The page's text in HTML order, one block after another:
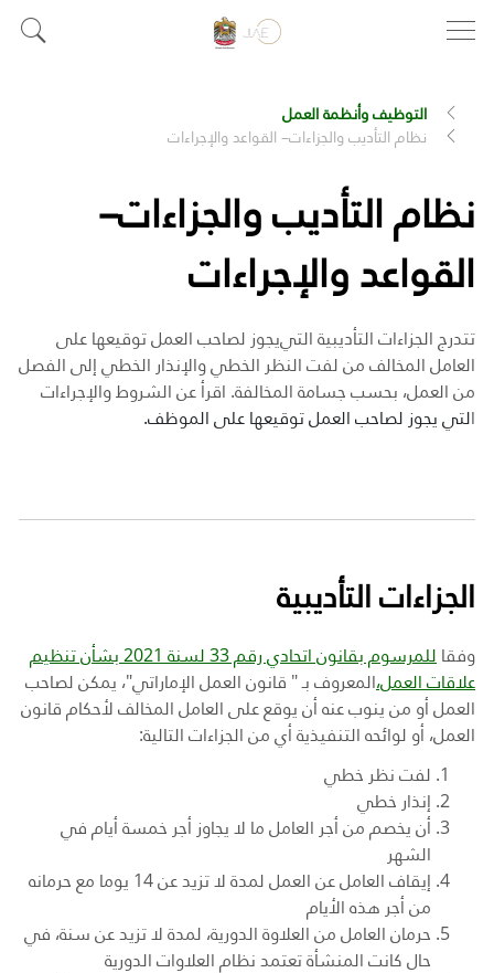
التوظيف وأنظمة العمل
نظام التأديب والجزاءات– القواعد والإجراءات
نظام التأديب والجزاءات–
القواعد والإجراءات
تتدرج الجزاءات التأديبية التييجوز لصاحب العمل توقيعها على
العامل المخالف من لفت النظر الخطي والإنذار الخطي إلى الفصل
من العمل، بحسب جسامة المخالفة. اقرأ عن الشروط والإجراءات
التي يجوز لصاحب العمل توقيعها على الموظف.
الجزاءات التأديبية
وفقا
للمرسوم بقانون اتحادي رقم 33 لسنة 2021 بشأن تنظيم
علاقات العمل،المعروف بـ " قانون العمل الإماراتي"، يمكن لصاحب
العمل أو من ينوب عنه أن يوقع على العامل المخالف لأحكام قانون
العمل، أو لوائحه التنفيذية أي من الجزاءات التالية:
لفت نظر خطي
إنذار خطي
أن يخصم من أجر العامل ما لا يجاوز أجر خمسة أيام في
الشهر
إيقاف العامل عن العمل لمدة لا تزيد عن 14 يوما مع حرمانه
من أجر هذه الأيام
حرمان العامل من العلاوة الدورية، لمدة لا تزيد عن سنة، في
حال كانت المنشأة تعتمد نظام العلاوات الدورية